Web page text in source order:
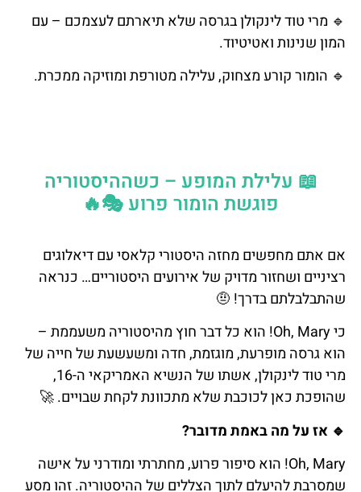
🔹 מרי טוד לינקולן בגרסה שלא תיארתם לעצמכם – עם
המון שנינות ואטיטיוד.
🔹 הומור קורע מצחוק, עלילה מטורפת ומוזיקה ממכרת.
📖 עלילת המופע – כשההיסטוריה
פוגשת הומור פרוע 🎭🔥
אם אתם מחפשים מחזה היסטורי קלאסי עם דיאלוגים
רציניים ושחזור מדויק של אירועים היסטוריים… כנראה
שהתבלבלתם בדרך! 🤨
כי Oh, Mary! הוא כל דבר חוץ מהיסטוריה משעממת –
הוא גרסה מופרעת, מוגזמת, חדה ומשעשעת של חייה של
מרי טוד לינקולן, אשתו של הנשיא האמריקאי ה-16,
שהופכת כאן לכוכבת שלא מתכוונת לקחת שבויים. 🚀
🔹 אז על מה באמת מדובר?
Oh, Mary! הוא סיפור פרוע, מחתרתי ומודרני על אישה
שמסרבת להיעלם לתוך הצללים של ההיסטוריה. זהו מסע